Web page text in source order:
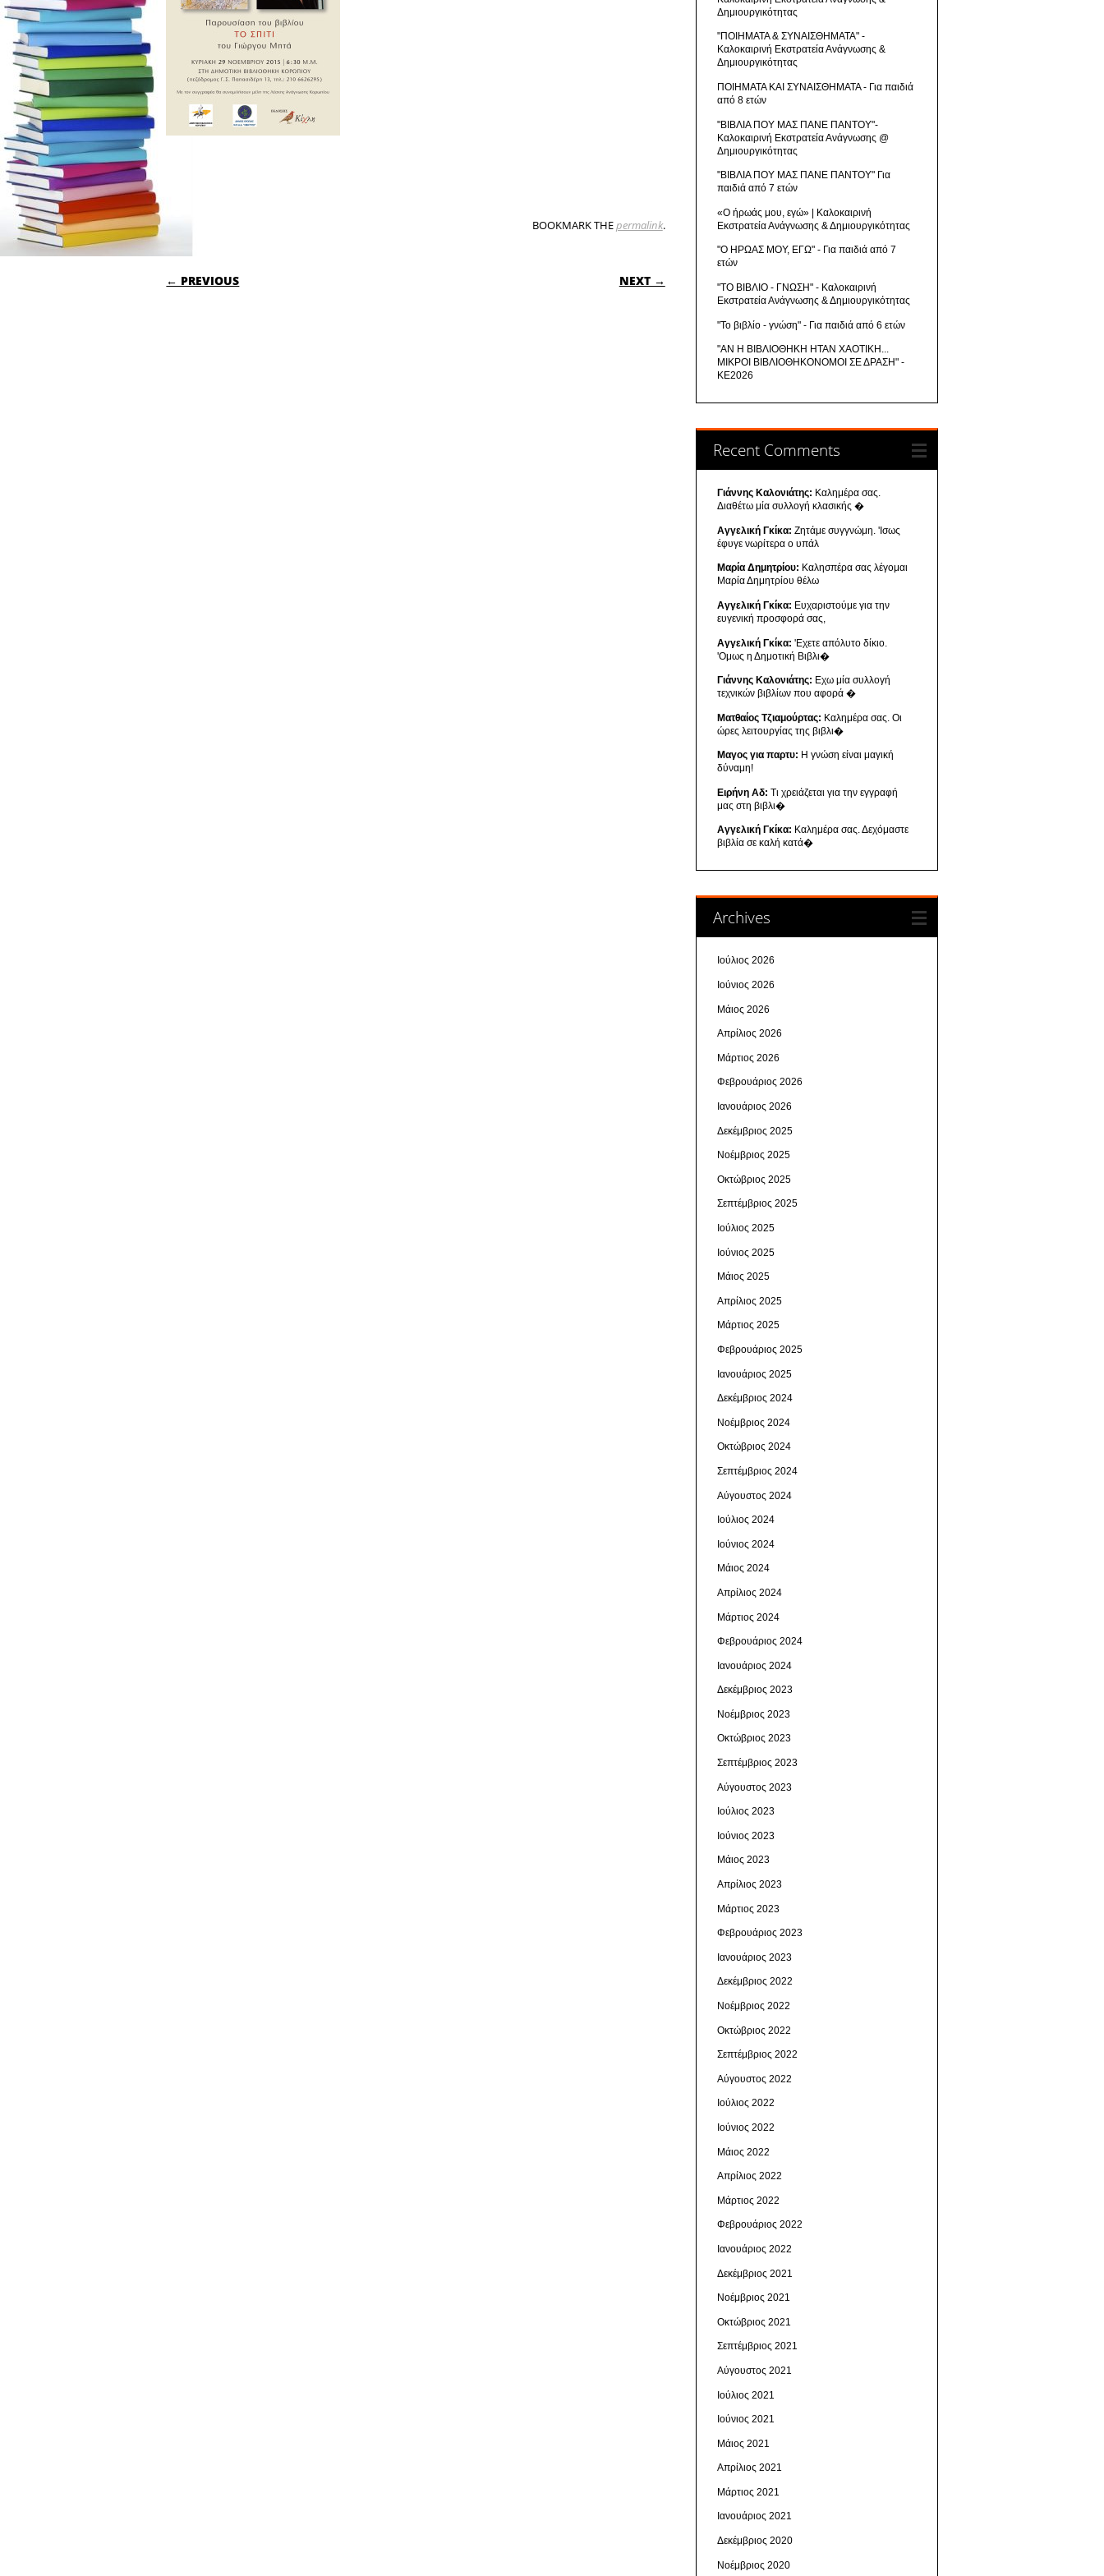
BOOKMARK THEpermalink.
POST NAVIGATION
← PREVIOUS NEXT →
Δημιουργικότητας
"ΠΟΙΗΜΑΤΑ & ΣΥΝΑΙΣΘΗΜΑΤΑ" -
Καλοκαιρινή Εκστρατεία Ανάγνωσης &
Δημιουργικότητας
ΠΟΙΗΜΑΤΑ ΚΑΙ ΣΥΝΑΙΣΘΗΜΑΤΑ - Για παιδιά
από 8 ετών
"ΒΙΒΛΙΑ ΠΟΥ ΜΑΣ ΠΑΝΕ ΠΑΝΤΟΥ"-
Καλοκαιρινή Εκστρατεία Ανάγνωσης @
Δημιουργικότητας
"ΒΙΒΛΙΑ ΠΟΥ ΜΑΣ ΠΑΝΕ ΠΑΝΤΟΥ" Για
παιδιά από 7 ετών
«Ο ήρωάς μου, εγώ» | Καλοκαιρινή
Εκστρατεία Ανάγνωσης & Δημιουργικότητας
"Ο ΗΡΩΑΣ ΜΟΥ, ΕΓΩ" - Για παιδιά από 7
ετών
"ΤΟ ΒΙΒΛΙΟ - ΓΝΩΣΗ" - Καλοκαιρινή
Εκστρατεία Ανάγνωσης & Δημιουργικότητας
"Το βιβλίο - γνώση" - Για παιδιά από 6 ετών
"ΑΝ Η ΒΙΒΛΙΟΘΗΚΗ ΗΤΑΝ ΧΑΟΤΙΚΗ...
ΜΙΚΡΟΙ ΒΙΒΛΙΟΘΗΚΟΝΟΜΟΙ ΣΕ ΔΡΑΣΗ" -
ΚΕ2026
Recent Comments
Γιάννης Καλονιάτης: Καλημέρα σας.
Διαθέτω μία συλλογή κλασικής �
Αγγελική Γκίκα: Ζητάμε συγγνώμη. 'Ισως
έφυγε νωρίτερα ο υπάλ
Μαρία Δημητρίου: Καλησπέρα σας λέγομαι
Μαρία Δημητρίου θέλω
Αγγελική Γκίκα: Ευχαριστούμε για την
ευγενική προσφορά σας,
Αγγελική Γκίκα: 'Εχετε απόλυτο δίκιο.
'Ομως η Δημοτική Βιβλι�
Γιάννης Καλονιάτης: Εχω μία συλλογή
τεχνικών βιβλίων που αφορά �
Ματθαίος Τζιαμούρτας: Καλημέρα σας. Οι
ώρες λειτουργίας της βιβλι�
Μαγος για παρτυ: Η γνώση είναι μαγική
δύναμη!
Ειρήνη Αδ: Τι χρειάζεται για την εγγραφή
μας στη βιβλι�
Αγγελική Γκίκα: Καλημέρα σας. Δεχόμαστε
βιβλία σε καλή κατά�
Archives
Ιούλιος 2026
Ιούνιος 2026
Μάιος 2026
Απρίλιος 2026
Μάρτιος 2026
Φεβρουάριος 2026
Ιανουάριος 2026
Δεκέμβριος 2025
Νοέμβριος 2025
Οκτώβριος 2025
Σεπτέμβριος 2025
Ιούλιος 2025
Ιούνιος 2025
Μάιος 2025
Απρίλιος 2025
Μάρτιος 2025
Φεβρουάριος 2025
Ιανουάριος 2025
Δεκέμβριος 2024
Νοέμβριος 2024
Οκτώβριος 2024
Σεπτέμβριος 2024
Αύγουστος 2024
Ιούλιος 2024
Ιούνιος 2024
Μάιος 2024
Απρίλιος 2024
Μάρτιος 2024
Φεβρουάριος 2024
Ιανουάριος 2024
Δεκέμβριος 2023
Νοέμβριος 2023
Οκτώβριος 2023
Σεπτέμβριος 2023
Αύγουστος 2023
Ιούλιος 2023
Ιούνιος 2023
Μάιος 2023
Απρίλιος 2023
Μάρτιος 2023
Φεβρουάριος 2023
Ιανουάριος 2023
Δεκέμβριος 2022
Νοέμβριος 2022
Οκτώβριος 2022
Σεπτέμβριος 2022
Αύγουστος 2022
Ιούλιος 2022
Ιούνιος 2022
Μάιος 2022
Απρίλιος 2022
Μάρτιος 2022
Φεβρουάριος 2022
Ιανουάριος 2022
Δεκέμβριος 2021
Νοέμβριος 2021
Οκτώβριος 2021
Σεπτέμβριος 2021
Αύγουστος 2021
Ιούλιος 2021
Ιούνιος 2021
Μάιος 2021
Απρίλιος 2021
Μάρτιος 2021
Ιανουάριος 2021
Δεκέμβριος 2020
Νοέμβριος 2020